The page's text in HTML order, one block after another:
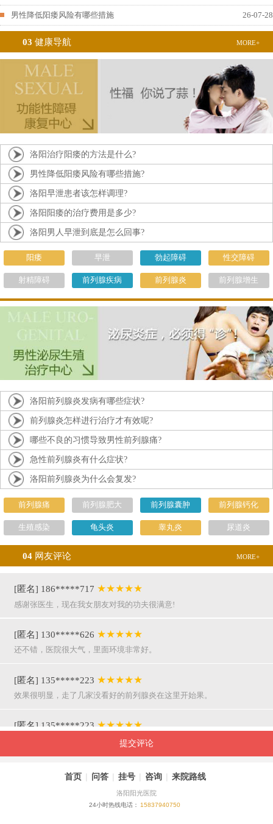
男性降低阳痿风险有哪些措施 26-07-28
03 健康导航 MORE+
洛阳治疗阳痿的方法是什么?
男性降低阳痿风险有哪些措施?
洛阳早泄患者该怎样调理?
洛阳阳痿的治疗费用是多少?
洛阳男人早泄到底是怎么回事?
阳痿 早泄 勃起障碍 性交障碍
射精障碍 前列腺疾病 前列腺炎 前列腺增生
洛阳前列腺炎发病有哪些症状?
前列腺炎怎样进行治疗才有效呢?
哪些不良的习惯导致男性前列腺痛?
急性前列腺炎有什么症状?
洛阳前列腺炎为什么会复发?
前列腺痛 前列腺肥大 前列腺囊肿 前列腺钙化
生殖感染 龟头炎 睾丸炎 尿道炎
04 网友评论 MORE+
[匿名] 186*****717 ★★★★★
感谢张医生，现在我女朋友对我的功夫很满意!
[匿名] 130*****626 ★★★★★
还不错，医院很大气，里面环境非常好。
[匿名] 135*****223 ★★★★★
效果很明显，走了几家没看好的前列腺炎在这里开始果。
[匿名] 135*****223 ★★★★★
呵呵，就是屌，你们医院护士穿着挺漂亮的。
[匿名] 155*****941★★★★★
提交评论
首页 | 问答 | 挂号 | 咨询 | 来院路线
洛阳阳光医院
24小时热线电话： 15837940750